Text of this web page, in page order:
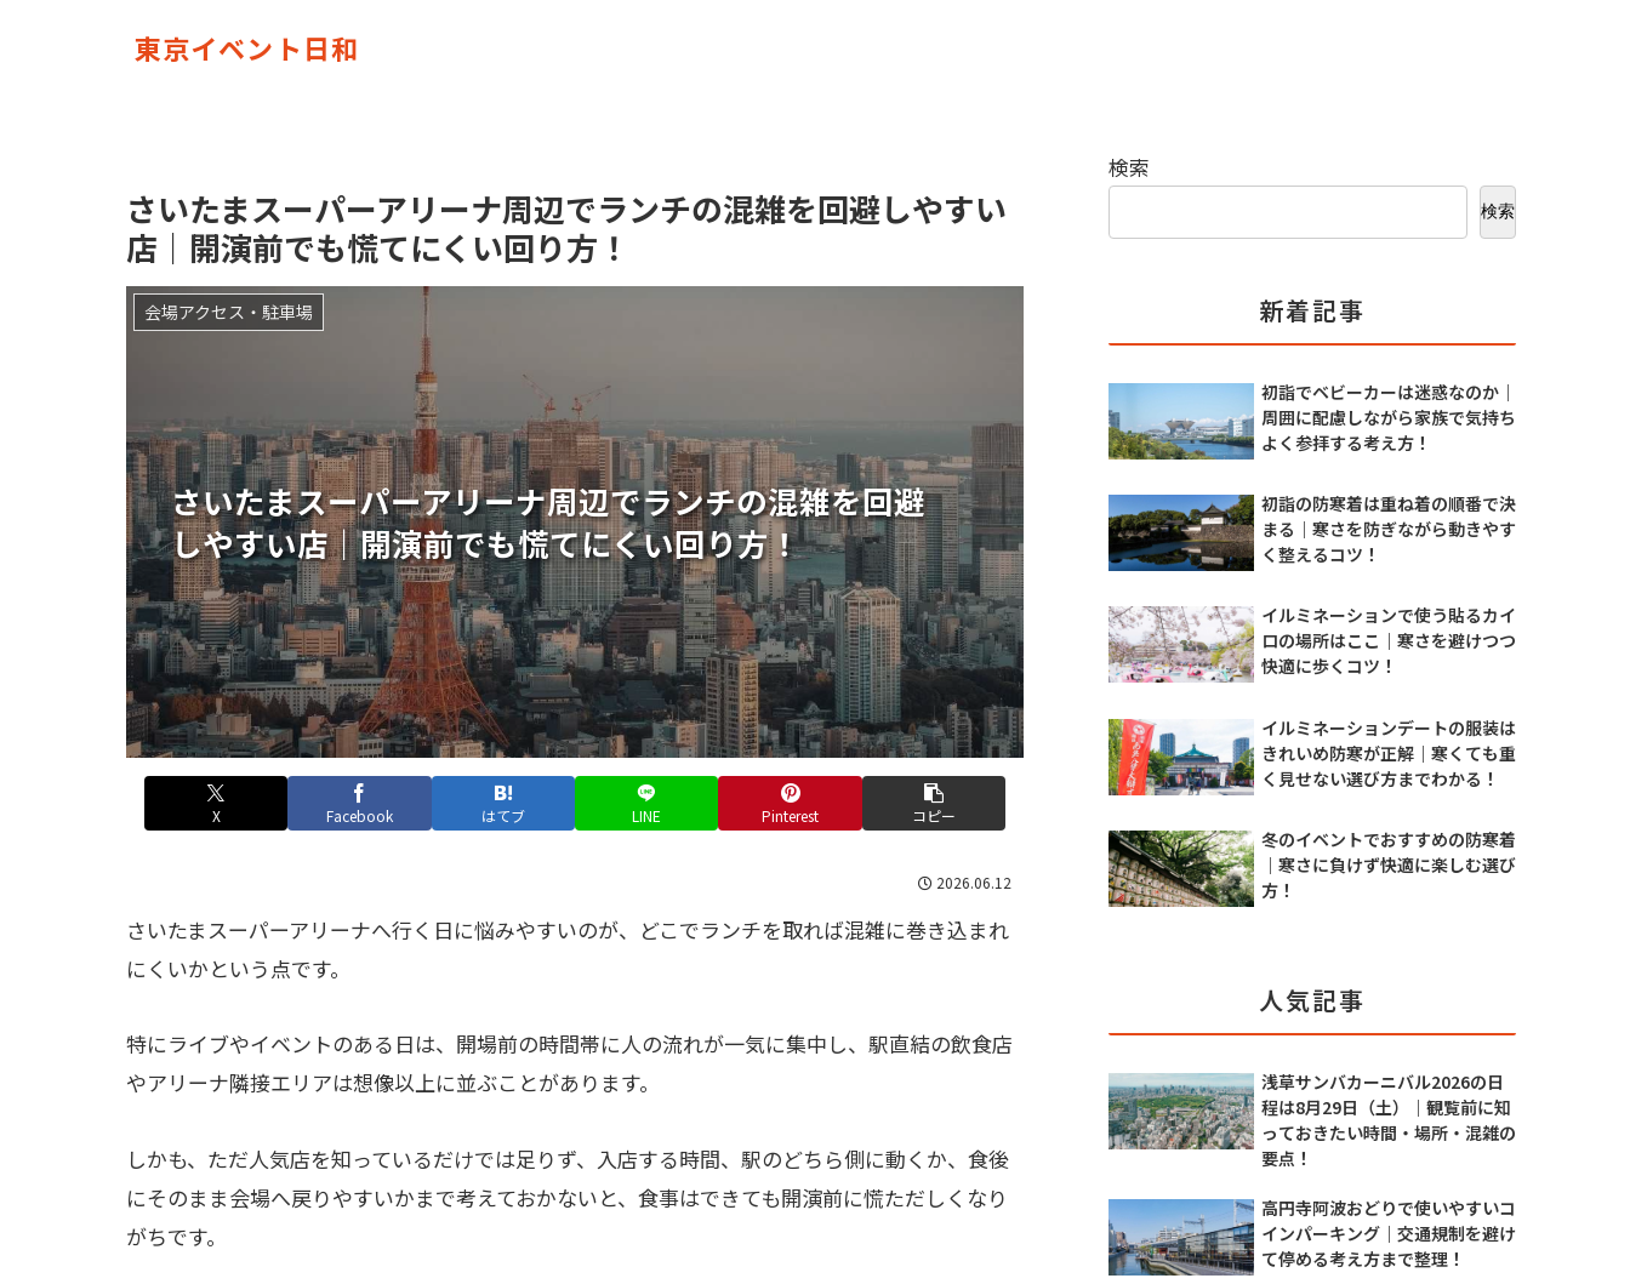
東京イベント日和
さいたまスーパーアリーナ周辺でランチの混雑を回避しやすい
店｜開演前でも慌てにくい回り方！
さいたまスーパーアリーナ周辺でランチの混雑を回避
しやすい店｜開演前でも慌てにくい回り方！
会場アクセス・駐車場
X Facebook はてブ LINE Pinterest コピー
2026.06.12
さいたまスーパーアリーナへ行く日に悩みやすいのが、どこでランチを取れば混雑に巻き込まれ
にくいかという点です。
特にライブやイベントのある日は、開場前の時間帯に人の流れが一気に集中し、駅直結の飲食店
やアリーナ隣接エリアは想像以上に並ぶことがあります。
しかも、ただ人気店を知っているだけでは足りず、入店する時間、駅のどちら側に動くか、食後
にそのまま会場へ戻りやすいかまで考えておかないと、食事はできても開演前に慌ただしくなり
がちです。
検索
検索
新着記事
初詣でベビーカーは迷惑なのか｜
周囲に配慮しながら家族で気持ち
よく参拝する考え方！
初詣の防寒着は重ね着の順番で決
まる｜寒さを防ぎながら動きやす
く整えるコツ！
イルミネーションで使う貼るカイ
ロの場所はここ｜寒さを避けつつ
快適に歩くコツ！
イルミネーションデートの服装は
きれいめ防寒が正解｜寒くても重
く見せない選び方までわかる！
冬のイベントでおすすめの防寒着
｜寒さに負けず快適に楽しむ選び
方！
人気記事
浅草サンバカーニバル2026の日
程は8月29日（土）｜観覧前に知
っておきたい時間・場所・混雑の
要点！
高円寺阿波おどりで使いやすいコ
インパーキング｜交通規制を避け
て停める考え方まで整理！